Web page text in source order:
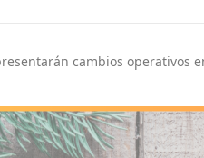
cambios operativos